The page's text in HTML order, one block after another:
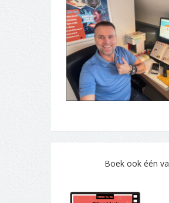
Boek ook één